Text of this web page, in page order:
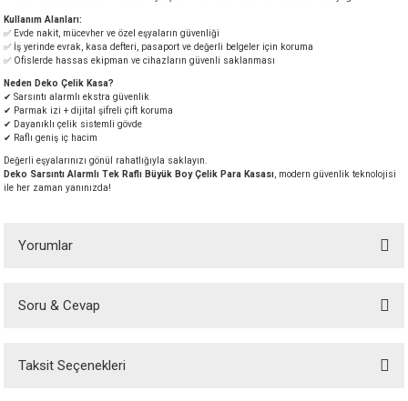
Üfleme Makinesi
Kullanım Alanları:
✅ Evde nakit, mücevher ve özel eşyaların güvenliği
✅ İş yerinde evrak, kasa defteri, pasaport ve değerli belgeler için koruma
✅ Ofislerde hassas ekipman ve cihazların güvenli saklanması
Neden Deko Çelik Kasa?
✔ Sarsıntı alarmlı ekstra güvenlik
✔ Parmak izi + dijital şifreli çift koruma
✔ Dayanıklı çelik sistemli gövde
✔ Raflı geniş iç hacim
Değerli eşyalarınızı gönül rahatlığıyla saklayın.
Deko Sarsıntı Alarmlı Tek Raflı Büyük Boy Çelik Para Kasası , modern güvenlik teknolojisi
ile her zaman yanınızda!
Yorumlar
Soru & Cevap
Ürün hakkında henüz soru sorulmamış.
Taksit Seçenekleri